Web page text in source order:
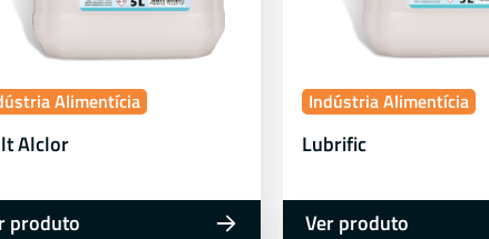
Alimentícia
Alclor
produto
Indústria Alimentícia
Lubrific
Ver produto